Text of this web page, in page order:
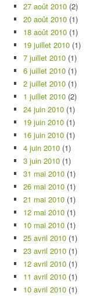
27 août 2010 (2)
20 août 2010 (1)
18 août 2010 (1)
19 juillet 2010 (1)
7 juillet 2010 (1)
6 juillet 2010 (1)
2 juillet 2010 (1)
1 juillet 2010 (2)
24 juin 2010 (1)
19 juin 2010 (1)
16 juin 2010 (1)
4 juin 2010 (1)
3 juin 2010 (1)
31 mai 2010 (1)
26 mai 2010 (1)
21 mai 2010 (1)
12 mai 2010 (1)
10 mai 2010 (1)
25 avril 2010 (1)
23 avril 2010 (1)
12 avril 2010 (1)
11 avril 2010 (1)
10 avril 2010 (1)